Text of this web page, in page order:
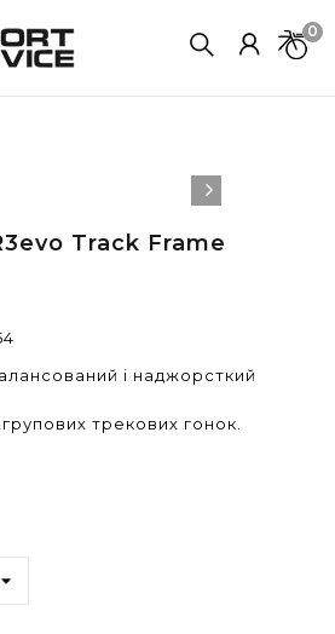
0
Track Frame
і наджорсткий
трекових гонок.